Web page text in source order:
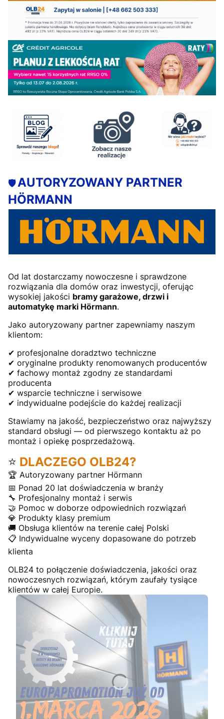
🛡️AUTORYZOWANY PARTNER
HÖRMANN
Od lat dostarczamy nowoczesne i sprawdzone
rozwiązania dla domów oraz inwestycji, oferując
wysokiej jakości bramy garażowe, drzwi i
automatykę marki Hörmann.
Jako autoryzowany partner zapewniamy naszym
klientom:
✔ profesjonalne doradztwo techniczne
✔ oryginalne produkty renomowanych producentów
✔ fachowy montaż zgodny ze standardami
producenta
✔ wsparcie techniczne i serwisowe
✔ indywidualne podejście do każdej realizacji
Stawiamy na jakość, bezpieczeństwo oraz najwyższy
standard obsługi — od pierwszego kontaktu aż po
montaż i opiekę posprzedażową.
⭐ DLACZEGO OLB24?
🏆 Autoryzowany partner Hörmann
📅 Ponad 20 lat doświadczenia w branży
🔧 Profesjonalny montaż i serwis
🤝 Pomoc w doborze odpowiednich rozwiązań
💎 Produkty klasy premium
🚚 Obsługa klientów na terenie całej Polski
📋 Indywidualne wyceny dopasowane do potrzeb
klienta
OLB24 to połączenie doświadczenia, jakości oraz
nowoczesnych rozwiązań, którym zaufały tysiące
klientów w całej Europie.